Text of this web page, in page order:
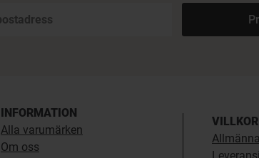
INFORMATION
Alla varumärken
Om oss
VILLKOR